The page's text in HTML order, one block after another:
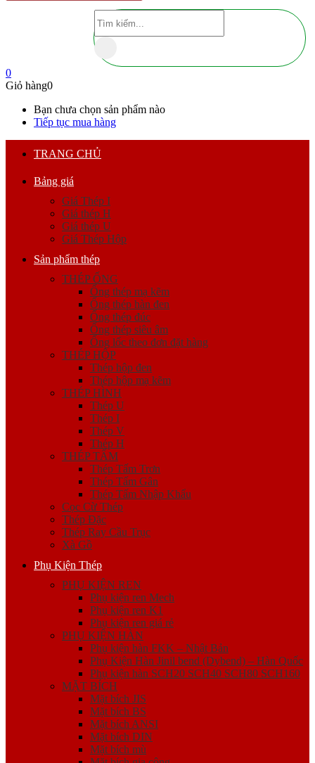
0
Giỏ hàng0
Bạn chưa chọn sản phẩm nào
Tiếp tục mua hàng
TRANG CHỦ
Bảng giá
Giá Thép I
Giá thép H
Giá thép U
Giá Thép Hộp
Sản phẩm thép
THÉP ỐNG
Ống thép mạ kẽm
Ống thép hàn đen
Ống thép đúc
Ống thép siêu âm
Ống lốc theo đơn đặt hàng
THÉP HỘP
Thép hộp đen
Thép hộp mạ kẽm
THÉP HÌNH
Thép U
Thép I
Thép V
Thép H
THÉP TẤM
Thép Tấm Trơn
Thép Tấm Gân
Thép Tấm Nhập Khẩu
Cọc Cừ Thép
Thép Đặc
Thép Ray Cầu Trục
Xà Gồ
Phụ Kiện Thép
PHỤ KIỆN REN
Phụ kiện ren Mech
Phụ kiện ren K1
Phụ kiện ren giá rẻ
PHỤ KIỆN HÀN
Phụ kiện hàn FKK – Nhật Bản
Phụ Kiện Hàn Jinil bend (Dybend) – Hàn Quốc
Phụ kiện hàn SCH20 SCH40 SCH80 SCH160
MẶT BÍCH
Mặt bích JIS
Mặt bích BS
Mặt bích ANSI
Mặt bích DIN
Mặt bích mù